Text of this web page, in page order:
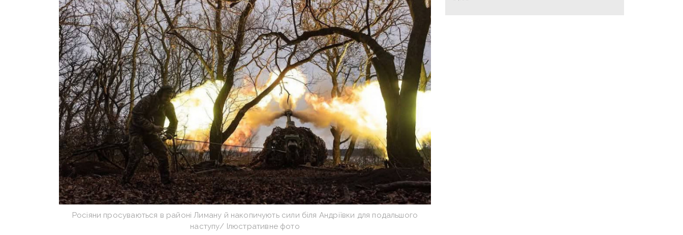
Росіяни просуваються в районі Лиману й накопичують сили біля Андріївки для подальшого
наступу/ Ілюстративне фото